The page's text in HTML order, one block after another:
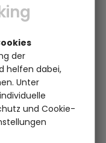
ist leider
der
helfen dabei,
Unter
und Cookie-